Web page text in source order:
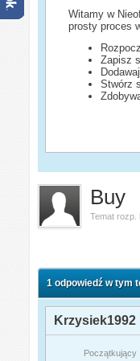
Witamy w
prosty proces
Zapisz
Stwórz
Buy
Temat rozp.
1 odpowiedź w tym
Krzysiek1992
Początkujący